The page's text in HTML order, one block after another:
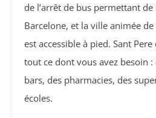
de l’arrêt de bus permettant
Barcelone, et la ville animée de
est accessible à pied. Sant
tout ce dont vous avez besoin
bars, des pharmacies, des
écoles.